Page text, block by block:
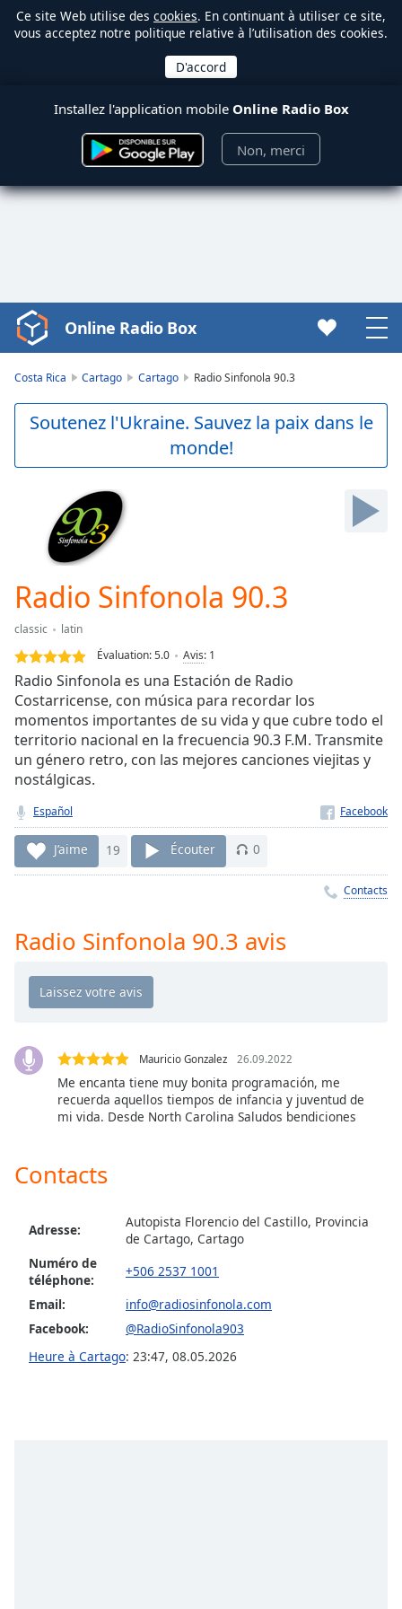
Ce site Web utilise des cookies. En continuant à utiliser ce site,
vous acceptez notre politique relative à l’utilisation des cookies.
Installez l'application mobile Online Radio Box
Non, merci
Video
Player
Play
Video
Skip
Current
Loaded :
0.00%
Stream
TypeLIVE
Seek to
currently
behind
LIVE
Remaining
Time-
1x
Chapters
Chapters
Descriptions
off
,
selected
settings,
opens
settings
subtitles
off,
selected
Track
Online Radio Box
Costa Rica Cartago Cartago Radio Sinfonola 90.3
Soutenez l'Ukraine. Sauvez la paix dans le
monde!
Radio Sinfonola 90.3
classic
latin
Évaluation:5.0 Avis: 1
Radio Sinfonola es una Estación de Radio
Costarricense, con música para recordar los
momentos importantes de su vida y que cubre todo el
territorio nacional en la frecuencia 90.3 F.M. Transmite
un género retro, con las mejores canciones viejitas y
nostálgicas.
Español
J’aime 19 Écouter 0
Contacts
Radio Sinfonola 90.3 avis
Mauricio Gonzalez 26.09.2022
Me encanta tiene muy bonita programación, me
recuerda aquellos tiempos de infancia y juventud de
mi vida. Desde North Carolina Saludos bendiciones
Contacts
Adresse:
Autopista Florencio del Castillo, Provincia
de Cartago, Cartago
Numéro de
téléphone:
+506 2537 1001
Email:
info@radiosinfonola.com
Facebook:
@RadioSinfonola903
Heure à Cartago: 23:47, 08.05.2026